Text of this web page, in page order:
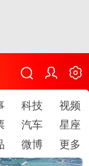
科技
视频
汽车
星座
微博 更多